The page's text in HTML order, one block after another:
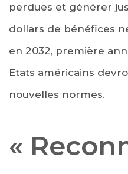
perdues et générer
dollars de bénéfices
en 2032, première
Etats américains
nouvelles normes.
«